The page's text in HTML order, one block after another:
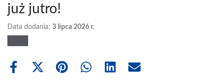
już jutro!
Data dodania: 3 lipca 2026 r.
Share
Share Share Share Share Share